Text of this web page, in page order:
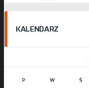
KALENDARZ
P W Ś